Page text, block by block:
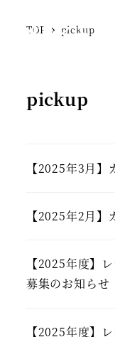
SFCジェラ
TOP pickup
pickup
【2025年3月
【2025年2月
【2025年度】
募集のお知らせ
【2025年度】